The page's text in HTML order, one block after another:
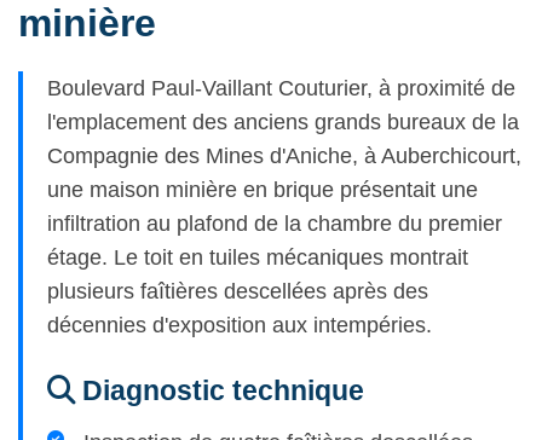
minière
Boulevard Paul-Vaillant Couturier, à proximité de
l'emplacement des anciens grands bureaux de la
Compagnie des Mines d'Aniche, à Auberchicourt,
une maison minière en brique présentait une
infiltration au plafond de la chambre du premier
étage. Le toit en tuiles mécaniques montrait
plusieurs faîtières descellées après des
décennies d'exposition aux intempéries.
Diagnostic technique